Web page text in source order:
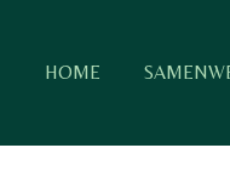
HOME